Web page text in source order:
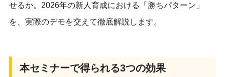
せるか。2026年の新人育成における「勝ちパターン」
を、実際のデモを交えて徹底解説します。
本セミナーで得られる3つの効果